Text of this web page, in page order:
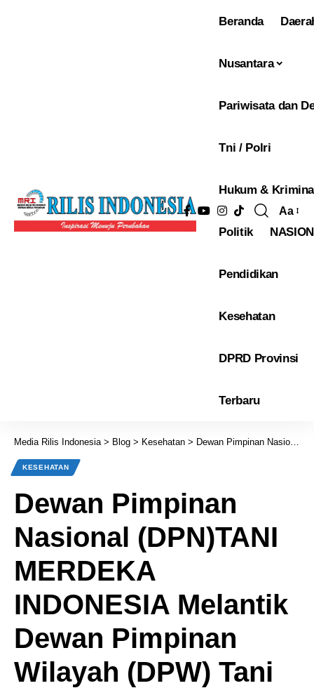
Beranda
Nusantara
Pariwisata dan
Tni / Polri
Hukum &
Politik
Pendidikan
Kesehatan
DPRD Provinsi
Terbaru
Ukuran
Aa
Media Rilis Indonesia> Blog > Kesehatan > Dewan Pimpinan Nasional (DPN)TANI MERDEKA INDONESIA Melantik Dewan Pimpinan Wilayah (DPW) Tani Merdeka Provinsi Lampung
KESEHATAN
Dewan Pimpinan
Nasional (DPN)TANI
MERDEKA
INDONESIA Melantik
Dewan Pimpinan
Wilayah (DPW) Tani